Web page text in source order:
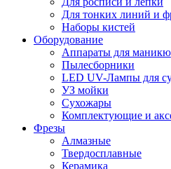
Для тонких линий и
Наборы кистей
Оборудование
Аппараты для
Пылесборники
LED UV-Лампы для
УЗ мойки
Сухожары
Комплектующие и
Фрезы
Алмазные
Твердосплавные
Керамика